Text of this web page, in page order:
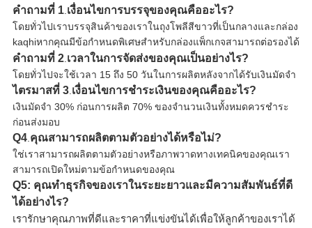
คำถามที่ 1. เงื่อนไขการบรรจุของคุณคืออะไร?
โดยทั่วไปเราบรรจุสินค้าของเราในถุงโพลีสีขาวที่เป็นกลางและกล่อง
kaqhiหากคุณมีข้อกำหนดพิเศษสำหรับกล่องแพ็กเกจสามารถต่อรองได้
คำถามที่ 2. เวลาในการจัดส่งของคุณเป็นอย่างไร?
โดยทั่วไปจะใช้เวลา 15 ถึง 50 วันในการผลิตหลังจากได้รับเงินมัดจำ
ไตรมาสที่ 3. เงื่อนไขการชำระเงินของคุณคืออะไร?
เงินมัดจำ 30% ก่อนการผลิต 70% ของจำนวนเงินทั้งหมดควรชำระ
ก่อนส่งมอบ
Q4. คุณสามารถผลิตตามตัวอย่างได้หรือไม่?
ใช่เราสามารถผลิตตามตัวอย่างหรือภาพวาดทางเทคนิคของคุณเรา
สามารถเปิดใหม่ตามข้อกำหนดของคุณ
Q5: คุณทำธุรกิจของเราในระยะยาวและมีความสัมพันธ์ที่ดี
ได้อย่างไร?
เรารักษาคุณภาพที่ดีและราคาที่แข่งขันได้เพื่อให้ลูกค้าของเราได้